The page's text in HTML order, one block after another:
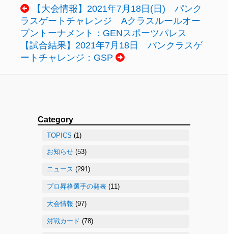
【大会情報】2021年7月18日(日) パンク
ラスゲートチャレンジ Aクラスルールオー
プントーナメント：GENスポーツパレス
【試合結果】2021年7月18日 パンクラスゲ
ートチャレンジ：GSP
Category
TOPICS (1)
お知らせ (53)
ニュース (291)
プロ昇格選手の発表 (11)
大会情報 (97)
対戦カード (78)